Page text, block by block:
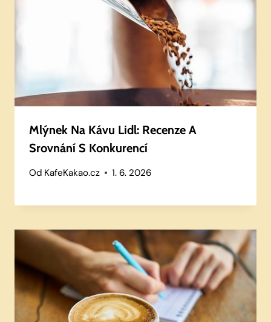
Mlýnek Na Kávu Lidl: Recenze A
Srovnání S Konkurencí
Od KafeKakao.cz 1. 6. 2026